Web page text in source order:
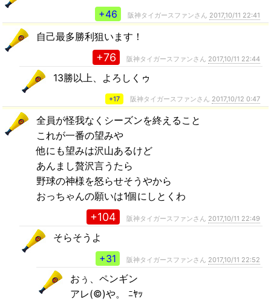
+46 阪神タイガースファンさん 2017,10/11 22:41
自己最多勝利狙います！
+76 阪神タイガースファンさん 2017,10/11 22:44
13勝以上、よろしくゥ
+17 阪神タイガースファンさん 2017,10/12 0:47
全員が怪我なくシーズンを終えること
これが一番の望みや
他にも望みは沢山あるけど
あんまし贅沢言うたら
野球の神様を怒らせそうやから
おっちゃんの願いは1個にしとくわ
+104 阪神タイガースファンさん 2017,10/11 22:49
そらそうよ
+31
阪神タイガースファンさん 2017,10/11 22:52
おぅ、ペンギン
アレ(©)や。 ﾆﾔｯ